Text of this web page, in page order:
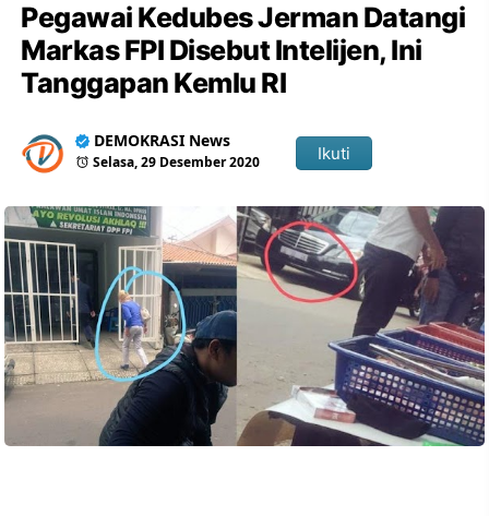
Pegawai Kedubes Jerman Datangi
Markas FPI Disebut Intelijen, Ini
Tanggapan Kemlu RI
DEMOKRASI News
Selasa, 29 Desember 2020 Ikuti